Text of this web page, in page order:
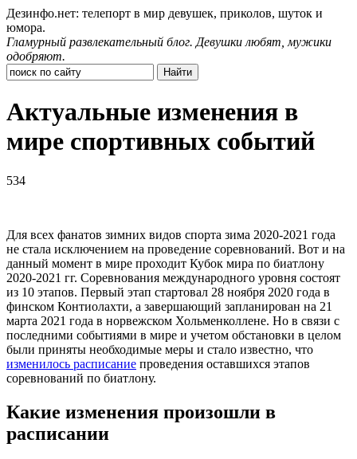
Дезинфо.нет: телепорт в мир девушек, приколов, шуток и
юмора.
Гламурный развлекательный блог. Девушки любят, мужики
одобряют.
Актуальные изменения в
мире спортивных событий
534
Для всех фанатов зимних видов спорта зима 2020-2021 года
не стала исключением на проведение соревнований. Вот и на
данный момент в мире проходит Кубок мира по биатлону
2020-2021 гг. Соревнования международного уровня состоят
из 10 этапов. Первый этап стартовал 28 ноября 2020 года в
финском Контиолахти, а завершающий запланирован на 21
марта 2021 года в норвежском Хольменколлене. Но в связи с
последними событиями в мире и учетом обстановки в целом
были приняты необходимые меры и стало известно, что
изменилось расписание проведения оставшихся этапов
соревнований по биатлону.
Какие изменения произошли в
расписании